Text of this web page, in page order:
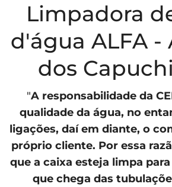
Limpadora
d'água ALFA -
dos
"A responsabilidade da
qualidade da água, no
ligações, daí em diante, o
próprio cliente. Por essa
que a caixa esteja limpa
que chega das